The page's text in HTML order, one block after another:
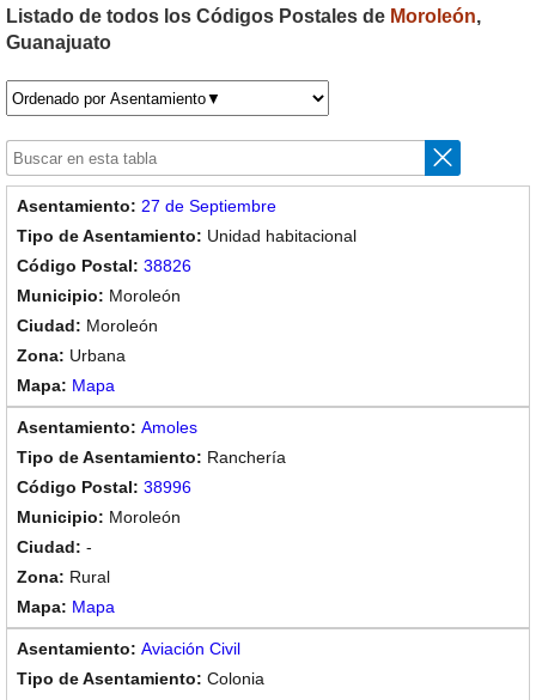
Listado de todos los Códigos Postales de Moroleón,
Guanajuato
27 de Septiembre
Unidad habitacional
38826
Moroleón
Moroleón
Urbana
Mapa
Amoles
Ranchería
38996
Moroleón
-
Rural
Mapa
Aviación Civil
Colonia